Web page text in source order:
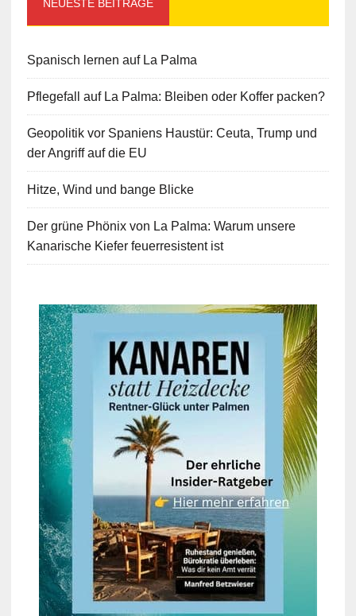
NEUESTE BEITRÄGE
Spanisch lernen auf La Palma
Pflegefall auf La Palma: Bleiben oder Koffer packen?
Geopolitik vor Spaniens Haustür: Ceuta, Trump und
der Angriff auf die EU
Hitze, Wind und bange Blicke
Der grüne Phönix von La Palma: Warum unsere
Kanarische Kiefer feuerresistent ist